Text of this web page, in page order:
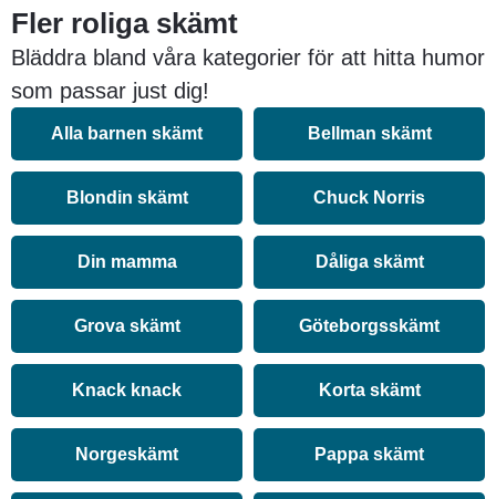
Fler roliga skämt
Bläddra bland våra kategorier för att hitta humor
som passar just dig!
Alla barnen skämt Bellman skämt
Blondin skämt Chuck Norris
Din mamma Dåliga skämt
Grova skämt Göteborgsskämt
Knack knack Korta skämt
Norgeskämt Pappa skämt